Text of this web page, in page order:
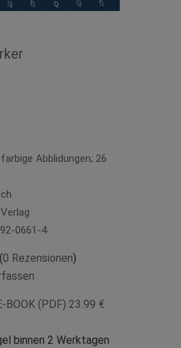
Abblidungen; 26
0661-4
(0 Rezensionen)
BOOK (PDF) 23.99 €
binnen 2 Werktagen